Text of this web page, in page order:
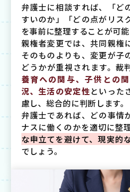
弁護士に相談すれば、「ど
すいのか」「どの点がリス
を事前に整理することが可能
親権者変更では、共同親権
そのものよりも、変更が子
どうかが重視されます。裁
養育への関与、子供との
況、生活の安定性といった
慮し、総合的に判断します。
弁護士であれば、どの事情
ナスに働くのかを適切に整
な申立てを避けて、現実的
でしょう。